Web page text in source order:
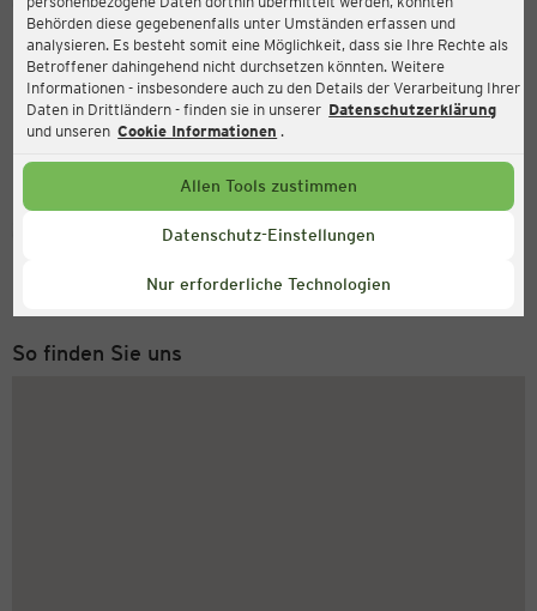
Behörden diese gegebenenfalls unter Umständen erfassen und
analysieren. Es besteht somit eine Möglichkeit, dass sie Ihre Rechte als
Betroffener dahingehend nicht durchsetzen könnten. Weitere
Informationen - insbesondere auch zu den Details der Verarbeitung Ihrer
Daten in Drittländern - finden sie in unserer Datenschutzerklärung
und unseren Cookie Informationen .
Allen Tools zustimmen
Datenschutz-Einstellungen
Nur erforderliche Technologien
Bahnhofstraße 8, 33415 Verl
Service Hotline
Montag bis Freitag 8-18 Uhr
So finden Sie uns